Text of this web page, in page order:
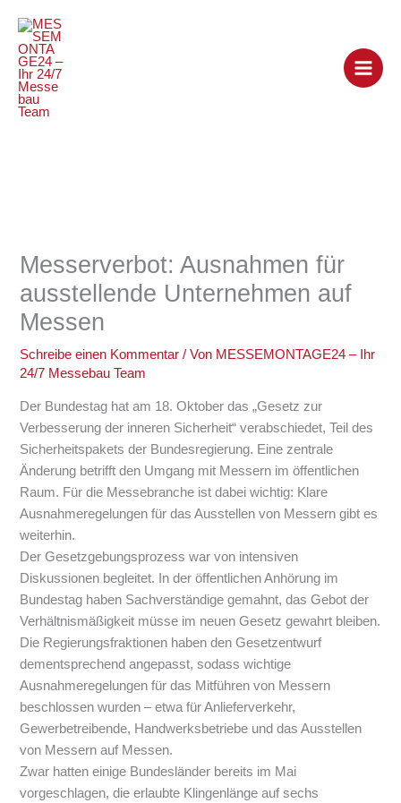
Inhalt
springen
Messerverbot: Ausnahmen für
ausstellende Unternehmen auf
Messen
Schreibe einen Kommentar / Von MESSEMONTAGE24 – Ihr
24/7 Messebau Team
Der Bundestag hat am 18. Oktober das „Gesetz zur
Verbesserung der inneren Sicherheit“ verabschiedet, Teil des
Sicherheitspakets der Bundesregierung. Eine zentrale
Änderung betrifft den Umgang mit Messern im öffentlichen
Raum. Für die Messebranche ist dabei wichtig: Klare
Ausnahmeregelungen für das Ausstellen von Messern gibt es
weiterhin.
Der Gesetzgebungsprozess war von intensiven
Diskussionen begleitet. In der öffentlichen Anhörung im
Bundestag haben Sachverständige gemahnt, das Gebot der
Verhältnismäßigkeit müsse im neuen Gesetz gewahrt bleiben.
Die Regierungsfraktionen haben den Gesetzentwurf
dementsprechend angepasst, sodass wichtige
Ausnahmeregelungen für das Mitführen von Messern
beschlossen wurden – etwa für Anlieferverkehr,
Gewerbetreibende, Handwerksbetriebe und das Ausstellen
von Messern auf Messen.
Zwar hatten einige Bundesländer bereits im Mai
vorgeschlagen, die erlaubte Klingenlänge auf sechs